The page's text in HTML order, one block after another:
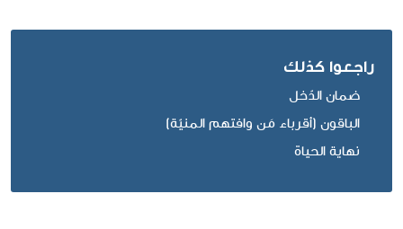
راجعوا كذلك
ضمان الدّخل
الباقون (أقرباء مَن وافتهم المنيّة)
نهاية الحياة